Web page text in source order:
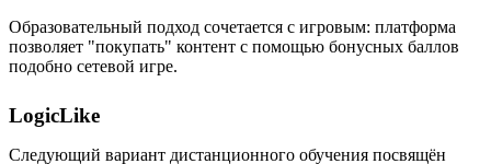
Образовательный подход сочетается с игровым: платформа
позволяет "покупать" контент с помощью бонусных баллов
подобно сетевой игре.
LogicLike
Следующий вариант дистанционного обучения посвящён